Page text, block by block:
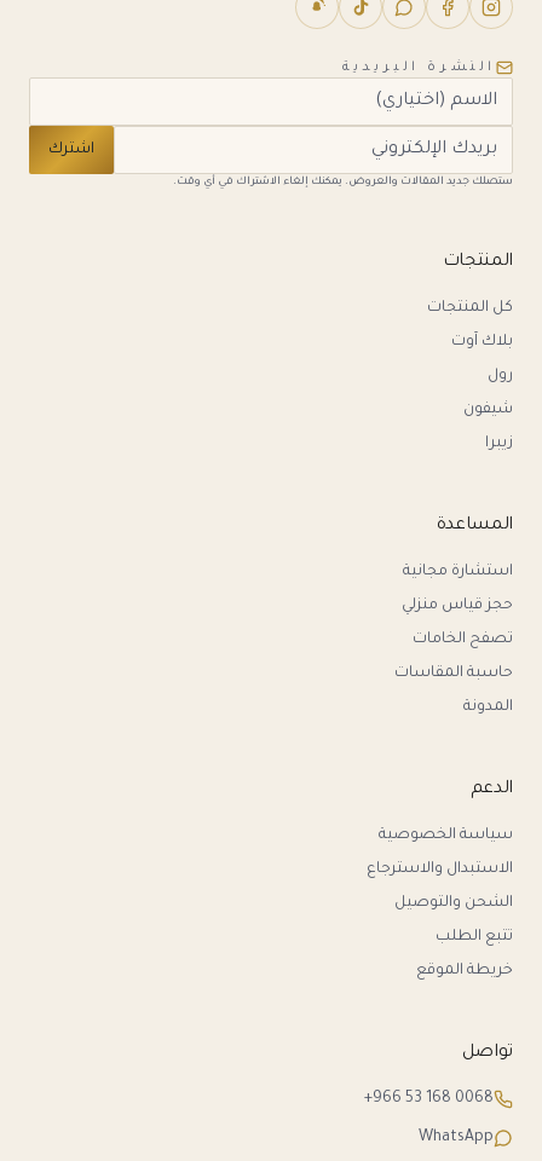
النشرة البريدية
اشترك
ستصلك جديد المقالات والعروض. يمكنك إلغاء الاشتراك في أي وقت.
المنتجات
كل المنتجات
بلاك آوت
رول
شيفون
زيبرا
المساعدة
استشارة مجانية
حجز قياس منزلي
تصفح الخامات
حاسبة المقاسات
المدونة
الدعم
سياسة الخصوصية
الاستبدال والاسترجاع
الشحن والتوصيل
تتبع الطلب
خريطة الموقع
تواصل
+966 53 168 0068
WhatsApp